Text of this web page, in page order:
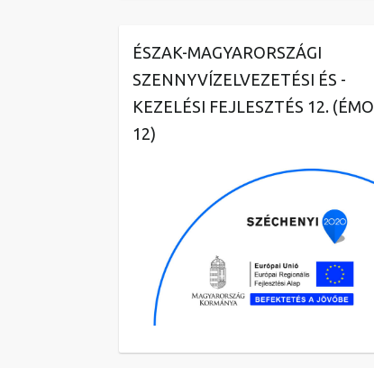
ÉSZAK-MAGYARORSZÁGI
SZENNYVÍZELVEZETÉSI ÉS -
KEZELÉSI FEJLESZTÉS 12. (ÉMO
12)